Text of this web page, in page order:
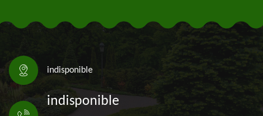
indisponible
indisponible